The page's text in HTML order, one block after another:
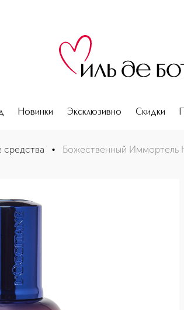
Новинки Эксклюзивно Скидки
перезагрузка кожи
средства • Божественный Иммортель